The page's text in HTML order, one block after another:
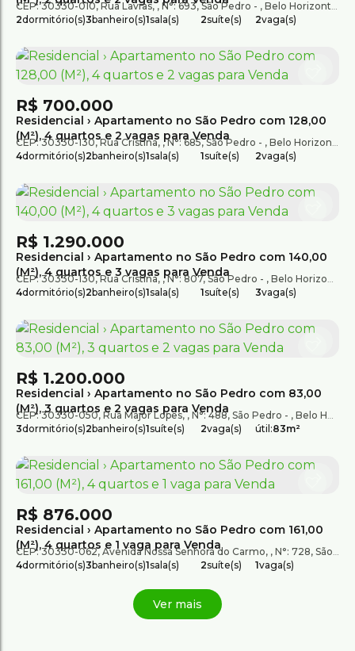
CEP: 30330-010,Rua Lavras , N°:693,São Pedro , Belo Horizonte
2dormitório(s)3banheiro(s)1sala(s) 2suíte(s) 2vaga(s)
Residencial › Apartamento no São Pedro com 128,00
(M²), 4 quartos e 2 vagas para Venda
R$ 700.000
CEP: 30330-130,Rua Cristina ,N°: 685,São Pedro , Belo Horizonte
4dormitório(s)2banheiro(s)1sala(s) 1suíte(s) 2vaga(s)
Residencial › Apartamento no São Pedro com 140,00
(M²), 4 quartos e 3 vagas para Venda
R$ 1.290.000
CEP: 30330-130,Rua Cristina ,N°: 807,São Pedro , Belo Horizonte
4dormitório(s)2banheiro(s)1sala(s) 1suíte(s) 3vaga(s)
Residencial › Apartamento no São Pedro com 83,00
(M²), 3 quartos e 2 vagas para Venda
R$ 1.200.000
CEP: 30330-050, Rua Major Lopes , N°:488, São Pedro , Belo Horizonte
3dormitório(s)2banheiro(s)1suíte(s) 2vaga(s) útil:83m²
Residencial › Apartamento no São Pedro com 161,00
(M²), 4 quartos e 1 vaga para Venda
R$ 876.000
CEP: 30330-062,Avenida Nossa Senhora do Carmo , N°: 728, São Pedro
4dormitório(s)3banheiro(s)1sala(s) 2suíte(s) 1vaga(s)